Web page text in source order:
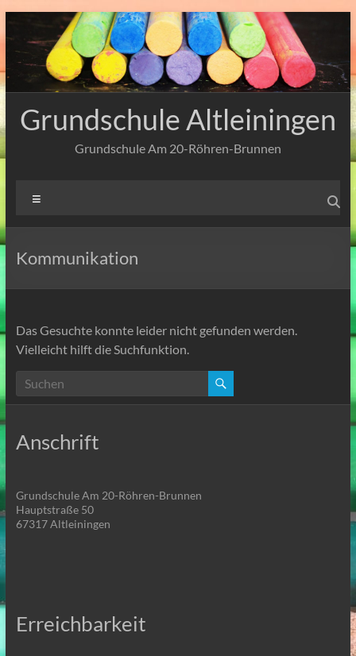
Zum
Inhalt
springen
Grundschule Altleiningen
Grundschule Am 20-Röhren-Brunnen
Kommunikation
Das Gesuchte konnte leider nicht gefunden werden.
Vielleicht hilft die Suchfunktion.
Anschrift
Grundschule Am 20-Röhren-Brunnen
Hauptstraße 50
67317 Altleiningen
Erreichbarkeit